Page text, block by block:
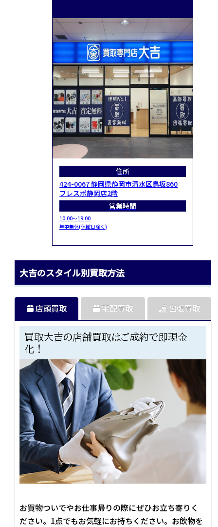
住所
424-0067 静岡県静岡市清水区鳥坂860
フレスポ静岡店2階
営業時間
10:00～19:00
年中無休(休館日除く)
大吉のスタイル別買取方法
店頭買取
買取大吉の店舗買取はご成約で即現金
化！
お買物ついでやお仕事帰りの際にぜひお立ち寄りく
ださい。1点でもお気軽にお持ちください。お飲物を
宅配買取 出張買取